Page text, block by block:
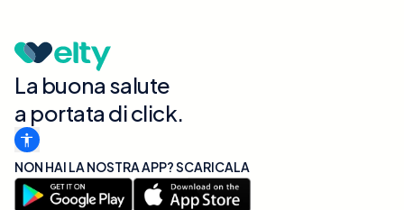
La buona salute
a portata di click.
NON HAI LA NOSTRA APP? SCARICALA